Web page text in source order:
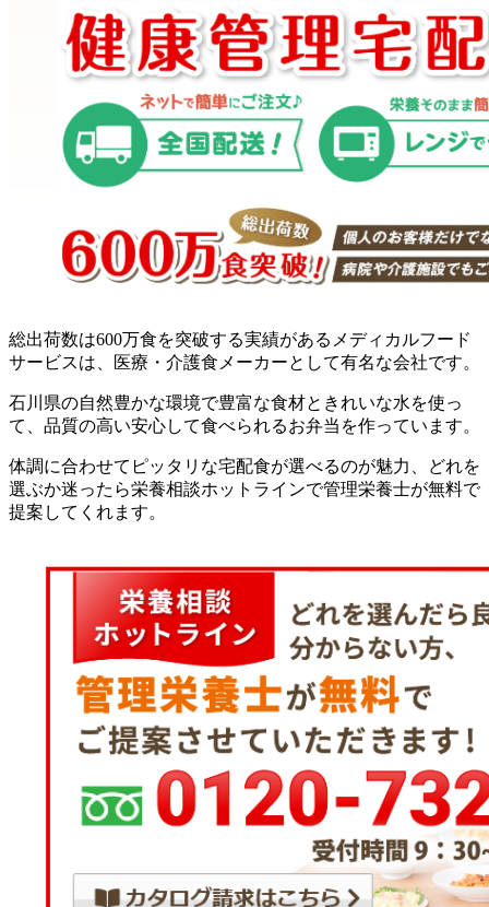
総出荷数は600万食を突破する実績があるメディカルフード
サービスは、医療・介護食メーカーとして有名な会社です。
石川県の自然豊かな環境で豊富な食材ときれいな水を使っ
て、品質の高い安心して食べられるお弁当を作っています。
体調に合わせてピッタリな宅配食が選べるのが魅力、どれを
選ぶか迷ったら栄養相談ホットラインで管理栄養士が無料で
提案してくれます。